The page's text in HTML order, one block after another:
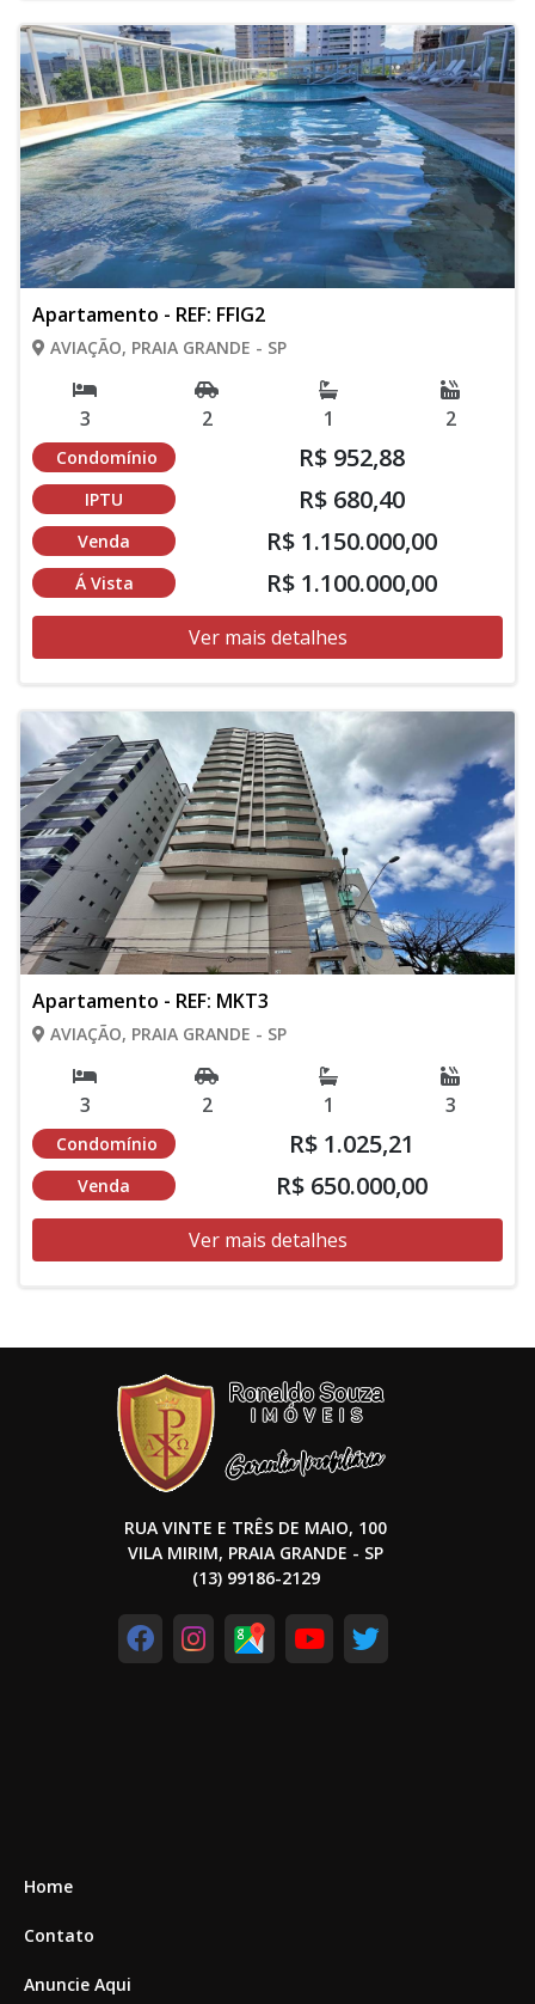
Apartamento - REF: FFIG2
AVIAÇÃO, PRAIA GRANDE - SP
3 2 1 2
Condomínio R$ 952,88
IPTU R$ 680,40
Venda R$ 1.150.000,00
Á Vista R$ 1.100.000,00
Ver mais detalhes
Apartamento - REF: MKT3
AVIAÇÃO, PRAIA GRANDE - SP
3 2 1 3
Condomínio R$ 1.025,21
Venda R$ 650.000,00
Ver mais detalhes
RUA VINTE E TRÊS DE MAIO, 100
VILA MIRIM, PRAIA GRANDE - SP
(13) 99186-2129
Home
Contato
Anuncie Aqui